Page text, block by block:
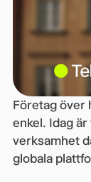
Företag över
enkel. Idag
verksamhet
globala